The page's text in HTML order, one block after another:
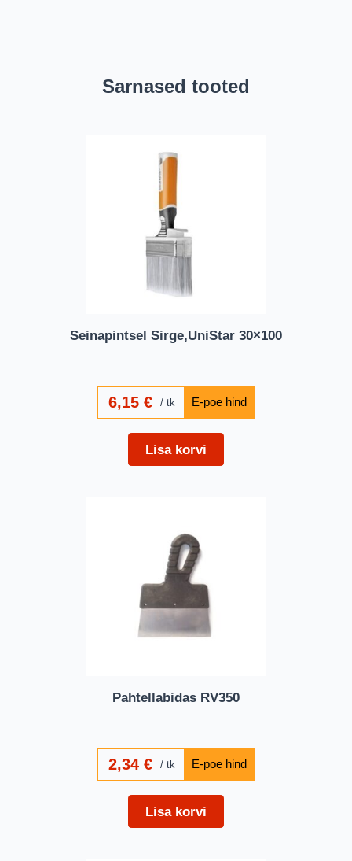
Sarnased tooted
Seinapintsel Sirge,UniStar 30×100
6,15€ tk
Lisa korvi
Pahtellabidas RV350
2,34€ tk
Lisa korvi